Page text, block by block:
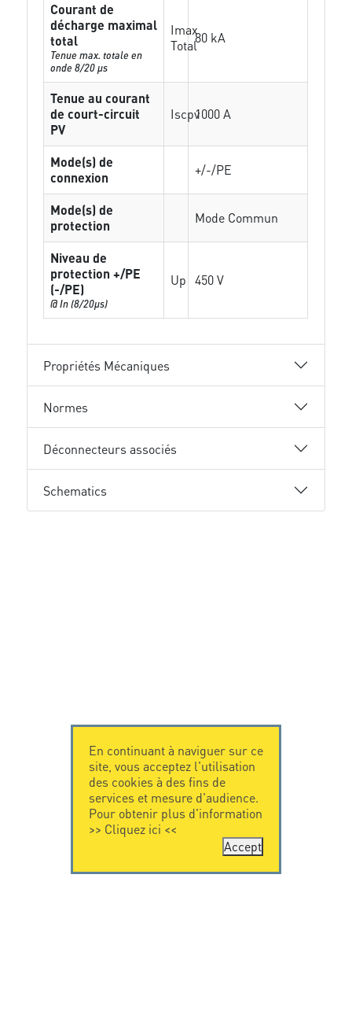
Courant de
décharge maximal
total
Tenue max. totale en
onde 8/20 µs
Imax
Total80 kA
Tenue au courant
de court-circuit
PV
Iscpv1000 A
Mode(s) de
connexion
+/-/PE
Mode(s) de
protection
Mode Commun
Niveau de
protection +/PE
(-/PE)
@ In (8/20µs)
Up 450 V
Propriétés Mécaniques
Normes
Déconnecteurs associés
Schematics
En continuant à naviguer sur ce
site, vous acceptez l'utilisation
des cookies à des fins de
services et mesure d'audience.
Pour obtenir plus d'information
>> Cliquez ici <<
Accept